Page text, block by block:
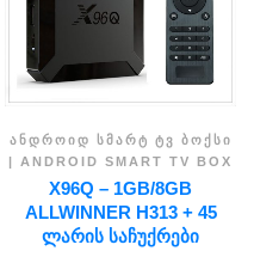
ᲐᲜᲓᲠᲝᲘᲓ ᲡᲛᲐᲠᲢ ᲢᲕ ᲑᲝᲥᲡᲘ
| ANDROID SMART TV BOX
X96Q – 1GB/8GB
ALLWINNER H313 + 45
ᲚᲐᲠᲘᲡ ᲡᲐᲩᲣᲥᲠᲔᲑᲘ